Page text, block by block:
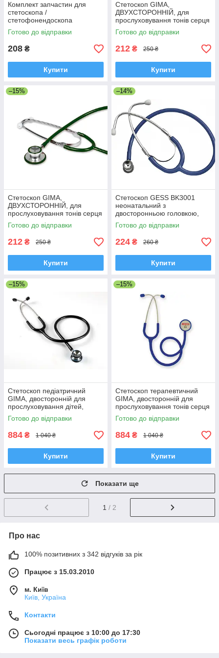
Комплект запчастин для
стетоскопа /
стетофонендоскопа
(діафрагми, оливи, насадки),
7 предметів
Готово до відправки
208 ₴
Купити
Стетоскоп GIMA,
ДВУХСТОРОННІЙ, для
прослуховування тонів серця
й легких, Червоний, Італія
Готово до відправки
212 ₴ 250 ₴
Купити
–15%
Стетоскоп GIMA,
ДВУХСТОРОННІЙ, для
прослуховування тонів серця
й легких, Зелений, Італія
Готово до відправки
212 ₴ 250 ₴
Купити
–14%
Стетоскоп GESS BK3001
неонатальний з
двосторонньою головкою,
для новонароджених і
немовлят, синій
Готово до відправки
224 ₴ 260 ₴
Купити
–15%
Стетоскоп педіатричний
GIMA, двосторонній для
прослуховування дітей,
Чорний, Італія
Готово до відправки
884 ₴ 1 040 ₴
Купити
–15%
Стетоскоп терапевтичний
GIMA, двосторонній для
прослуховування тонів серця
та легенів, ТЕМНО-СИНІЙ,
Італія
Готово до відправки
884 ₴ 1 040 ₴
Купити
Показати ще
1 / 2
Про нас
100% позитивних з 342 відгуків за рік
Працює з 15.03.2010
м. Київ
Київ, Україна
Контакти
Сьогодні працює з 10:00 до 17:30
Показати весь графік роботи